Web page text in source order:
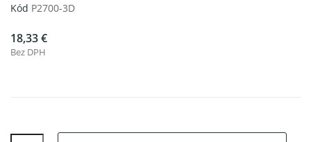
Kód P2700-3D
18,33 €
Bez DPH